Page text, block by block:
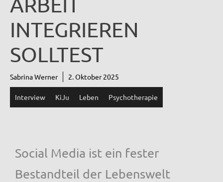
INTEGRIEREN
SOLLTEST
Sabrina Werner 2. Oktober 2025
Interview KiJu Leben Psychotherapie
Social Media ist ein fester
Bestandteil der Lebenswelt